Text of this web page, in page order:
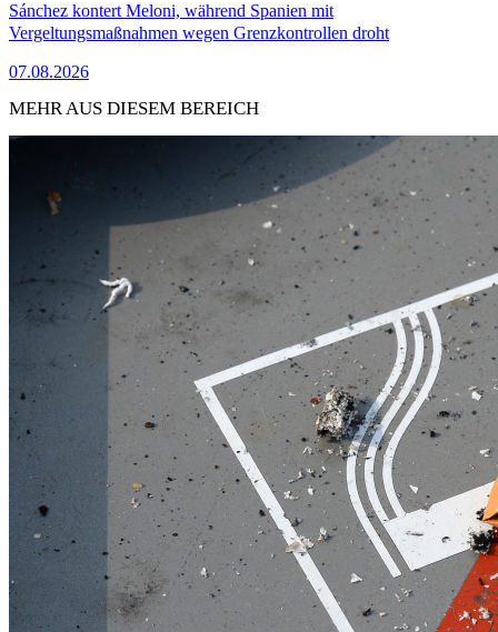
Sánchez kontert Meloni, während Spanien mit
Vergeltungsmaßnahmen wegen Grenzkontrollen droht
07.08.2026
MEHR AUS DIESEM BEREICH